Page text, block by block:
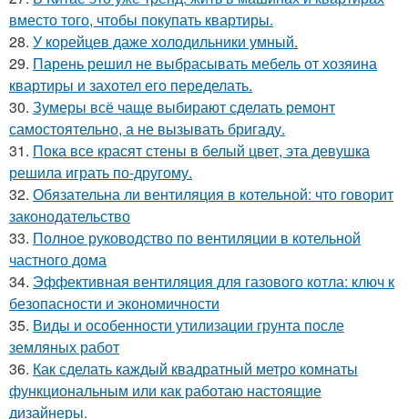
вместо того, чтобы покупать квартиры.
28. У корейцев даже холодильники умный.
29. Парень решил не выбрасывать мебель от хозяина
квартиры и захотел его переделать.
30. Зумеры всё чаще выбирают сделать ремонт
самостоятельно, а не вызывать бригаду.
31. Пока все красят стены в белый цвет, эта девушка
решила играть по-другому.
32. Обязательна ли вентиляция в котельной: что говорит
законодательство
33. Полное руководство по вентиляции в котельной
частного дома
34. Эффективная вентиляция для газового котла: ключ к
безопасности и экономичности
35. Виды и особенности утилизации грунта после
земляных работ
36. Как сделать каждый квадратный метро комнаты
функциональным или как работаю настоящие
дизайнеры.